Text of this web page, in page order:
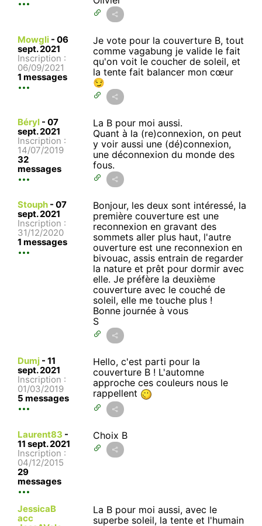
Mowgli - 06
sept. 2021
Inscription :
06/09/2021
1 messages
Je vote pour la couverture B, tout
comme vagabung je valide le fait
qu'on voit le coucher de soleil, et
la tente fait balancer mon cœur
😏
Béryl - 07
sept. 2021
Inscription :
14/07/2019
32
messages
La B pour moi aussi.
Quant à la (re)connexion, on peut
y voir aussi une (dé)connexion,
une déconnexion du monde des
fous.
Stouph - 07
sept. 2021
Inscription :
31/12/2020
1 messages
Bonjour, les deux sont intéressé, la
première couverture est une
reconnexion en gravant des
sommets aller plus haut, l'autre
ouverture est une reconnexion en
bivouac, assis entrain de regarder
la nature et prêt pour dormir avec
elle. Je préfère la deuxième
couverture avec le couché de
soleil, elle me touche plus !
Bonne journée à vous
S
Dumj - 11
sept. 2021
Inscription :
01/03/2019
5 messages
Hello, c'est parti pour la
couverture B ! L'automne
approche ces couleurs nous le
rappellent
Laurent83 -
11 sept. 2021
Inscription :
04/12/2015
29
messages
Choix B
JessicaB
acc
La B pour moi aussi, avec le
superbe soleil, la tente et l'humain